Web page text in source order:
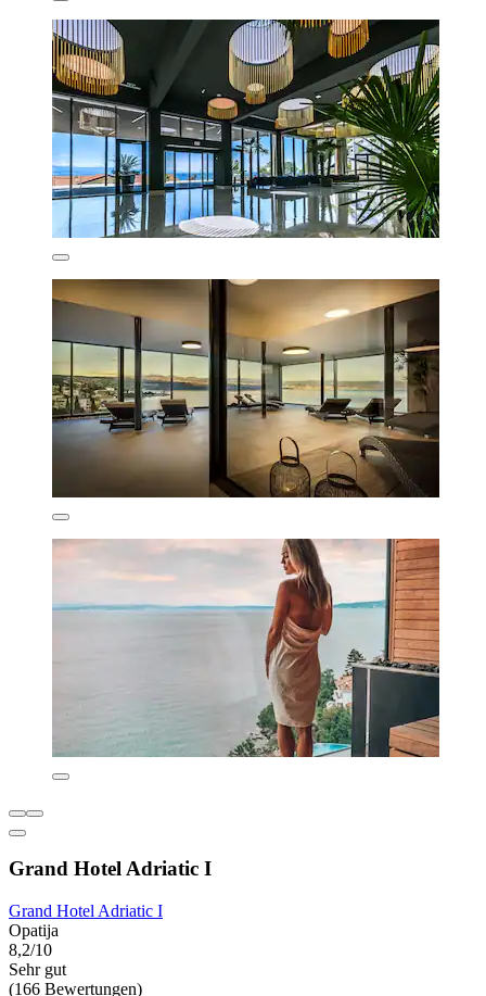
Grand Hotel Adriatic I
Grand Hotel Adriatic I
Opatija
8,2/10
Sehr gut
(166 Bewertungen)